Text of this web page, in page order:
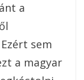
a
sem
a magyar